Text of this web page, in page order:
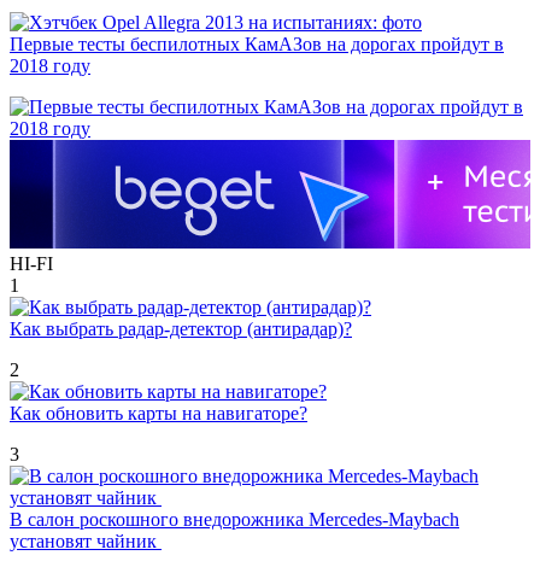
Первые тесты беспилотных КамАЗов на дорогах пройдут в
2018 году
HI-FI
1
Как выбрать радар-детектор (антирадар)?
2
Как обновить карты на навигаторе?
3
В салон роскошного внедорожника Mercedes-Maybach
установят чайник